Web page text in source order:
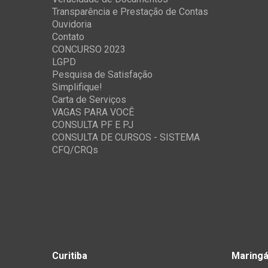
Transparência e Prestação de Contas
Ouvidoria
Contato
CONCURSO 2023
LGPD
Pesquisa de Satisfação
Simplifique!
Carta de Serviços
VAGAS PARA VOCÊ
CONSULTA PF E PJ
CONSULTA DE CURSOS - SISTEMA
CFQ/CRQs
Curitiba Maringá